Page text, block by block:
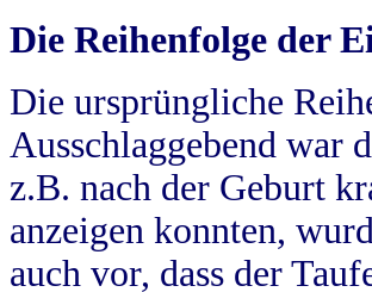
Die Reihenfolge der
Die ursprüngliche
Ausschlaggebend war
z.B. nach der Geburt
anzeigen konnten,
auch vor, dass der